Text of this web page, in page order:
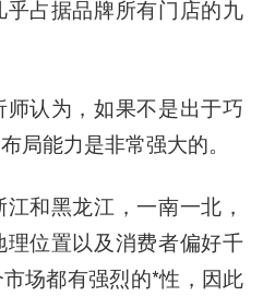
占据品牌所有门店的九
认为，如果不是出于巧
局能力是非常强大的。
和黑龙江，一南一北，
理位置以及消费者偏好千
场都有强烈的*性，因此